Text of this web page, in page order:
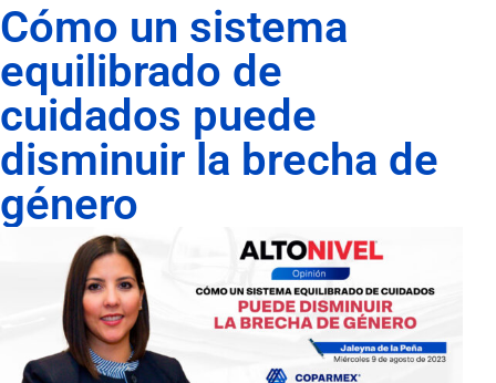
Cómo un sistema
equilibrado de
cuidados puede
disminuir la brecha de
género